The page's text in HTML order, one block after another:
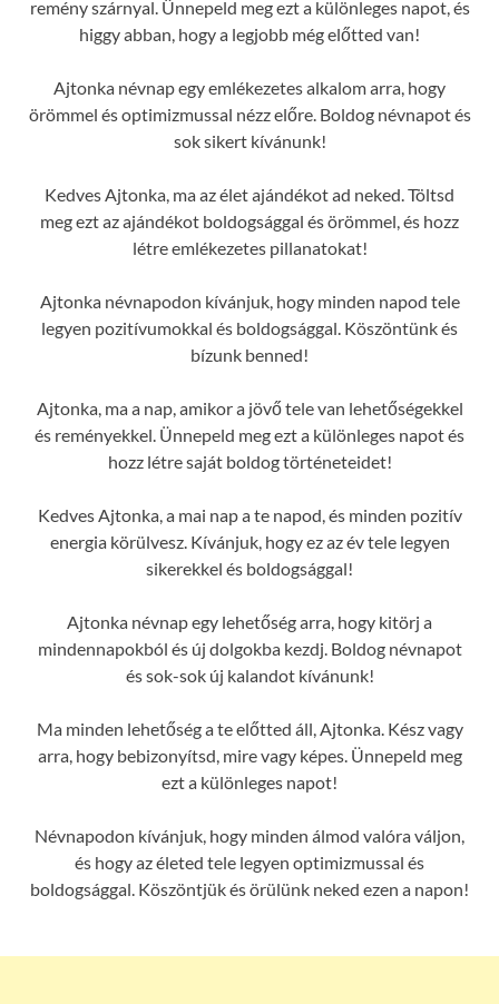
remény szárnyal. Ünnepeld meg ezt a különleges napot, és
higgy abban, hogy a legjobb még előtted van!
Ajtonka névnap egy emlékezetes alkalom arra, hogy
örömmel és optimizmussal nézz előre. Boldog névnapot és
sok sikert kívánunk!
Kedves Ajtonka, ma az élet ajándékot ad neked. Töltsd
meg ezt az ajándékot boldogsággal és örömmel, és hozz
létre emlékezetes pillanatokat!
Ajtonka névnapodon kívánjuk, hogy minden napod tele
legyen pozitívumokkal és boldogsággal. Köszöntünk és
bízunk benned!
Ajtonka, ma a nap, amikor a jövő tele van lehetőségekkel
és reményekkel. Ünnepeld meg ezt a különleges napot és
hozz létre saját boldog történeteidet!
Kedves Ajtonka, a mai nap a te napod, és minden pozitív
energia körülvesz. Kívánjuk, hogy ez az év tele legyen
sikerekkel és boldogsággal!
Ajtonka névnap egy lehetőség arra, hogy kitörj a
mindennapokból és új dolgokba kezdj. Boldog névnapot
és sok-sok új kalandot kívánunk!
Ma minden lehetőség a te előtted áll, Ajtonka. Kész vagy
arra, hogy bebizonyítsd, mire vagy képes. Ünnepeld meg
ezt a különleges napot!
Névnapodon kívánjuk, hogy minden álmod valóra váljon,
és hogy az életed tele legyen optimizmussal és
boldogsággal. Köszöntjük és örülünk neked ezen a napon!